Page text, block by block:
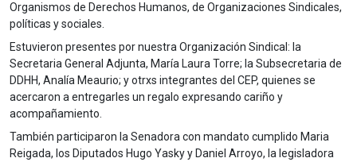
Organismos de Derechos Humanos, de Organizaciones Sindicales,
políticas y sociales.
Estuvieron presentes por nuestra Organización Sindical: la
Secretaria General Adjunta, María Laura Torre; la Subsecretaria de
DDHH, Analía Meaurio; y otrxs integrantes del CEP, quienes se
acercaron a entregarles un regalo expresando cariño y
acompañamiento.
También participaron la Senadora con mandato cumplido Maria
Reigada, los Diputados Hugo Yasky y Daniel Arroyo, la legisladora